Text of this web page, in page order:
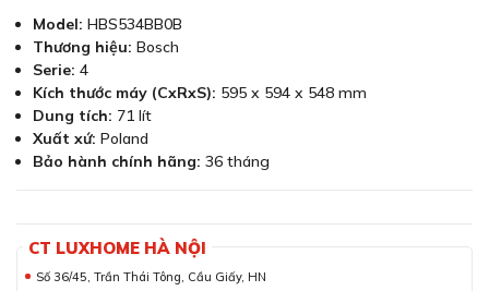
Model: HBS534BB0B
Thương hiệu: Bosch
Serie: 4
Kích thước máy (CxRxS): 595 x 594 x 548 mm
Dung tích: 71 lít
Xuất xứ: Poland
Bảo hành chính hãng: 36 tháng
CT LUXHOME HÀ NỘI
Số 36/45, Trần Thái Tông, Cầu Giấy, HN